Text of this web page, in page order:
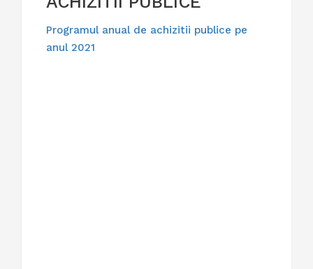
Programul anual de achizitii publice pe
anul 2021